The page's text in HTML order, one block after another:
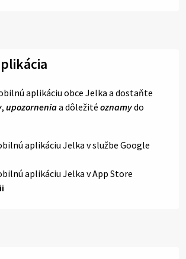
aplikáciu obce Jelka a dostaňte
, upozorneniaa dôležité oznamydo